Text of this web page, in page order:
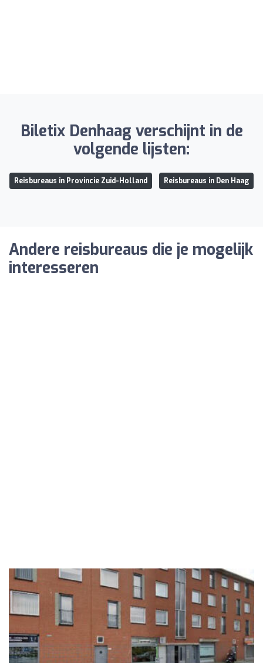
Biletix Denhaag verschijnt in de
volgende lijsten:
Reisbureaus in Provincie Zuid-Holland Reisbureaus in Den Haag
Andere reisbureaus die je mogelijk
interesseren